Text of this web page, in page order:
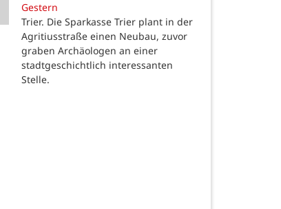
Gestern
Trier. Die Sparkasse Trier plant in der
Agritiusstraße einen Neubau, zuvor
graben Archäologen an einer
stadtgeschichtlich interessanten
Stelle.